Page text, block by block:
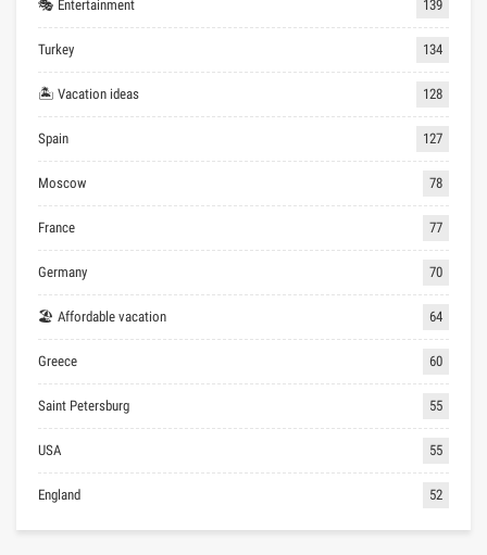
🎭 Entertainment 139
Turkey 134
🏝 Vacation ideas 128
Spain 127
Moscow 78
France 77
Germany 70
🏖 Affordable vacation 64
Greece 60
Saint Petersburg 55
USA 55
England 52